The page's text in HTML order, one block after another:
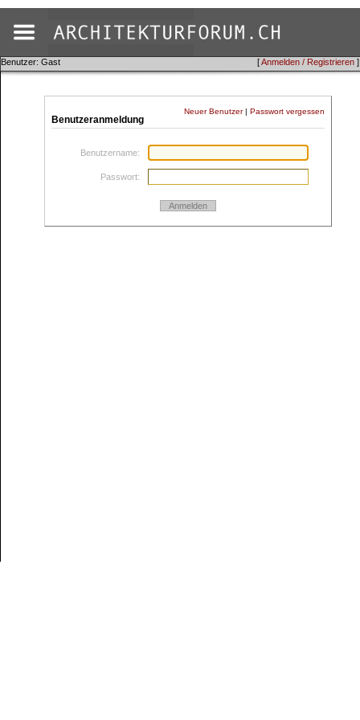
[Anmelden / Registrieren ]
Benutzer: Gast
Neuer Benutzer| Passwort vergessen
Benutzeranmeldung
Benutzername
Passwort
Anmelden